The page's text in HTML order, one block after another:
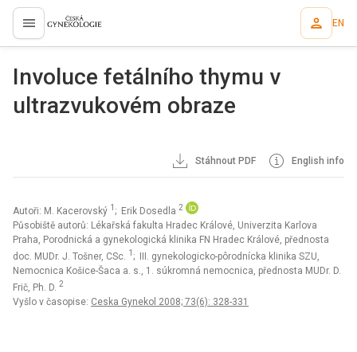
proLékaře.cz EN
Involuce fetálního thymu v
ultrazvukovém obraze
Stáhnout PDF English info
Autoři: M. Kacerovský 1 ; Erik Dosedla 2
Působiště autorů: Lékařská fakulta Hradec Králové, Univerzita Karlova
Praha, Porodnická a gynekologická klinika FN Hradec Králové, přednosta
doc. MUDr. J. Tošner, CSc. 1 ; III. gynekologicko-pôrodnícka klinika SZU,
Nemocnica Košice-Šaca a. s., 1. súkromná nemocnica, přednosta MUDr. D.
Frič, Ph. D. 2
Vyšlo v časopise: Ceska Gynekol 2008; 73(6): 328-331